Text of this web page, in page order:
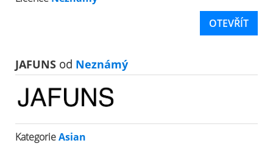
OTEVŘÍT
JAFUNS od Neznámý
KategorieAsian